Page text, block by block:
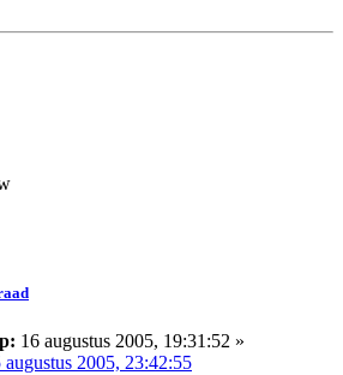
16 augustus 2005, 19:31:52 »
2005, 23:42:55